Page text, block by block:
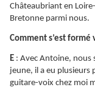
Châteaubriant en
Bretonne parmi nous.
Comment s’est
E : Avec Antoine, nous
jeune, il a eu plusieurs
guitare-voix chez moi